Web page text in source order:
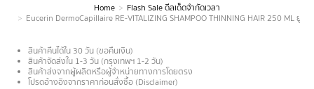
Home
Flash Sale ดีลเด็ดจำกัดเวลา
Eucerin DermoCapillaire RE-VITALIZING SHAMPOO THINNING HAIR 250 ML
สินค้าคืนได้ใน 30 วัน (ขอคืนเงิน)
สินค้าจัดส่งใน 1-3 วัน (กรุงเทพฯ 1-2 วัน)
สินค้าส่งจากผู้ผลิตหรือผู้จำหน่ายทางการโดยตรง
โปรดอ้างอิงจากราคาก่อนสั่งซื้อ (Disclaimer)